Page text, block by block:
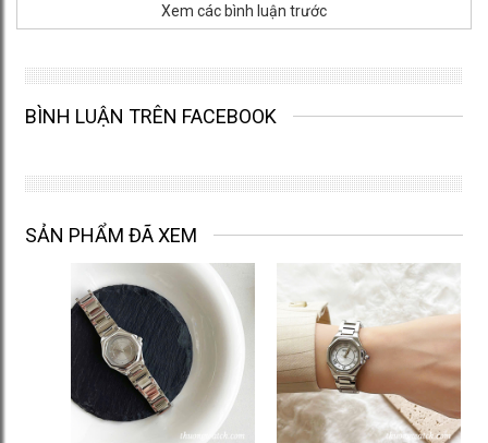
Xem các bình luận trước
BÌNH LUẬN TRÊN FACEBOOK
SẢN PHẨM ĐÃ XEM